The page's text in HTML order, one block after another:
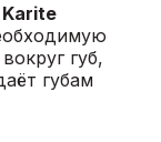
Karite
губ,
губам